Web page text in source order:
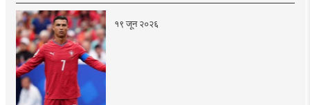
१९ जून २०२६